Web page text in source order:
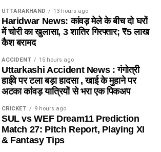
UTTARAKHAND 13 hours ago
Haridwar News: कांवड़ मेले के बीच दो घरों
में चोरी का खुलासा, 3 शातिर गिरफ्तार; ₹5 लाख
कैश बरामद
ACCIDENT 15 hours ago
Uttarkashi Accident News : गंगोत्री
हाईवे पर टला बड़ा हादसा , खाई के मुहाने पर
अटका कांवड़ यात्रियों से भरा एक पिकअप
CRICKET 9 hours ago
SUL vs WEF Dream11 Prediction
Match 27: Pitch Report, Playing XI
& Fantasy Tips